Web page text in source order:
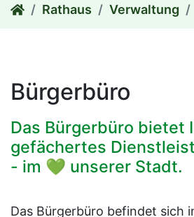
Rathaus Verwaltung
Bürgerbüro
Das Bürgerbüro bietet
gefächertes
- im 💚 unserer Stadt.
Das Bürgerbüro befindet sich